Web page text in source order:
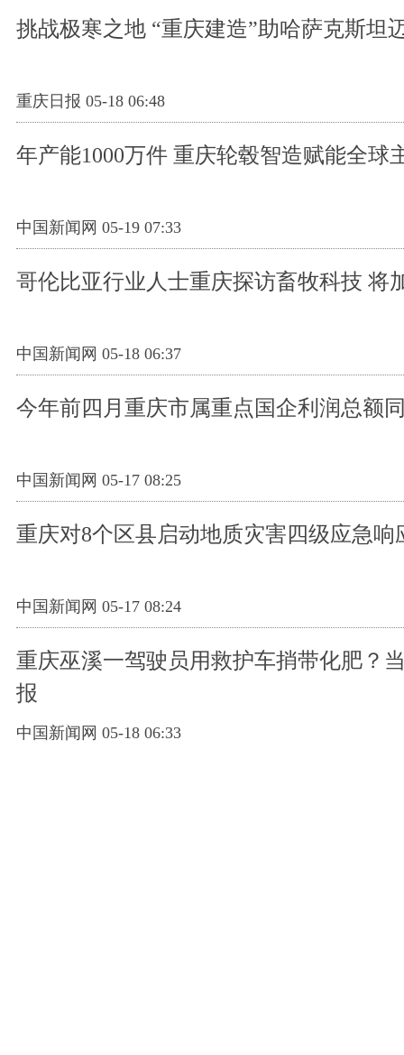
挑战极寒之地 “重庆建造”助哈萨克斯坦
重庆日报 05-18 06:48
年产能1000万件 重庆轮毂智造赋能全球
中国新闻网 05-19 07:33
哥伦比亚行业人士重庆探访畜牧科技 将
中国新闻网 05-18 06:37
今年前四月重庆市属重点国企利润总额
中国新闻网 05-17 08:25
重庆对8个区县启动地质灾害四级应急响
中国新闻网 05-17 08:24
重庆巫溪一驾驶员用救护车捎带化肥？
报
中国新闻网 05-18 06:33